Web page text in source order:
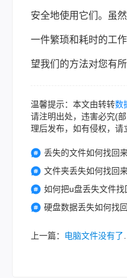
安全地使用它们。虽
一件繁琐和耗时的工
望我们的方法对您有所
温馨提示：本文由转转数
请注明出处，违害必究(
理后发布，如有侵权，请
丢失的文件如何找回
文件夹丢失如何找回
如何把u盘丢失文件找
硬盘数据丢失如何找
上一篇： 电脑文件没有了怎么恢复？回收站清空了也别急，这几招亲测能找回来！